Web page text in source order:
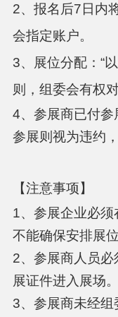
2、 报名后7日内
会指定账户。
3、 展位分配： “
则
，组委会有权
4、参展商已付
参展则视为违约
【注意事项】
1、参展企业必须
不能确保安排展位
2、参展商人员
展证件进入展场。
3、参展商未经